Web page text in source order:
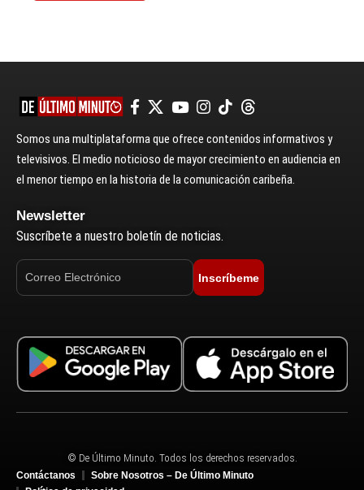
Somos una multiplataforma que ofrece contenidos informativos y
televisivos. El medio noticioso de mayor crecimiento en audiencia en
el menor tiempo en la historia de la comunicación caribeña.
Newsletter
Suscríbete a nuestro boletín de noticias.
Inscríbeme
© De Último Minuto. Todos los derechos reservados.
Contáctanos
Sobre Nosotros – De Último Minuto